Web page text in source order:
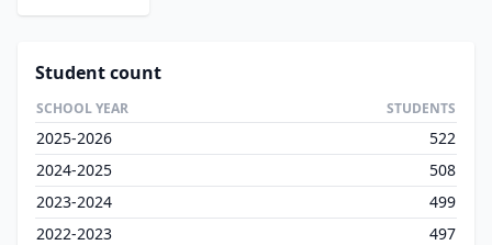
Student count
SCHOOL YEAR STUDENTS
2025-2026
522
2024-2025
508
2023-2024
499
2022-2023
497